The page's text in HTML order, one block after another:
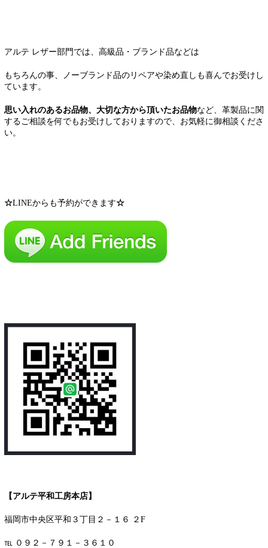
アルテ レザー部門では、高級品・ブランド品などは
もちろんの事、ノーブランド品のリペアや染め直しも喜んでお受けし
ています。
思い入れのあるお品物、大切な方から頂いたお品物など、革製品に関
するご相談を何でもお受けしておりますので、お気軽に御相談くださ
い。
☆LINEからも予約ができます☆
【アルテ平和工房本店】
福岡市中央区平和３丁目２－１６ ２F
℡ ０９２－７９１－３６１０